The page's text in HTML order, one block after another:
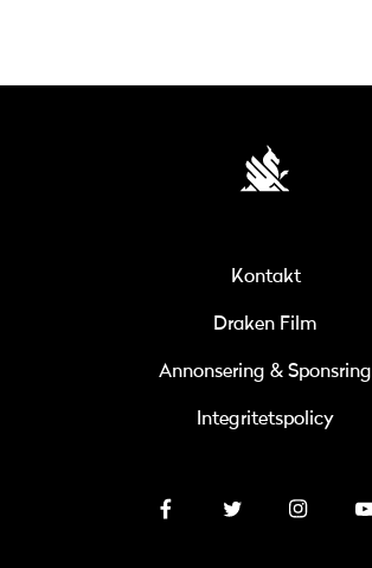
Kontakt
Draken Film
Annonsering & Sponsring
Integritetspolicy